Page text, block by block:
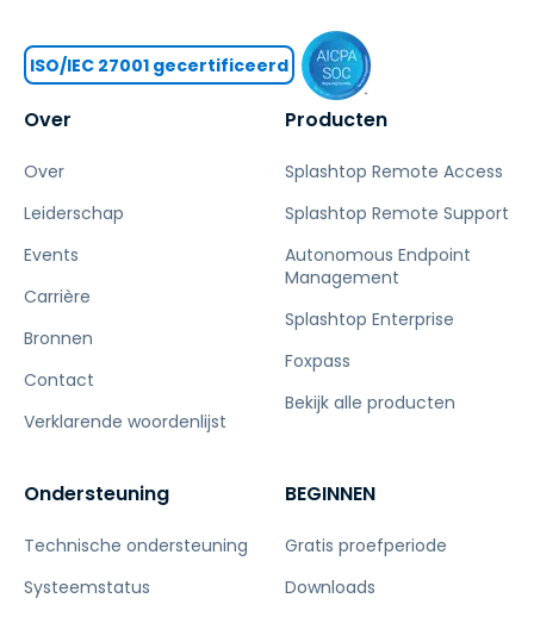
Over
Over
Leiderschap
Events
Carrière
Bronnen
Contact
Verklarende woordenlijst
Producten
Splashtop Remote Access
Splashtop Remote Support
Autonomous Endpoint
Management
Splashtop Enterprise
Foxpass
Bekijk alle producten
Ondersteuning
Technische ondersteuning
Systeemstatus
BEGINNEN
Gratis proefperiode
Downloads
ISO/IEC 27001 gecertificeerd